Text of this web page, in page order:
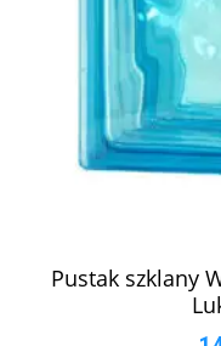
Pustak szklany